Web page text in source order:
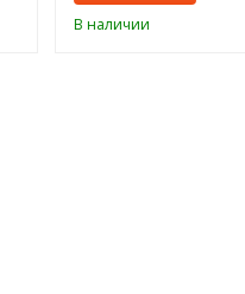
В наличии